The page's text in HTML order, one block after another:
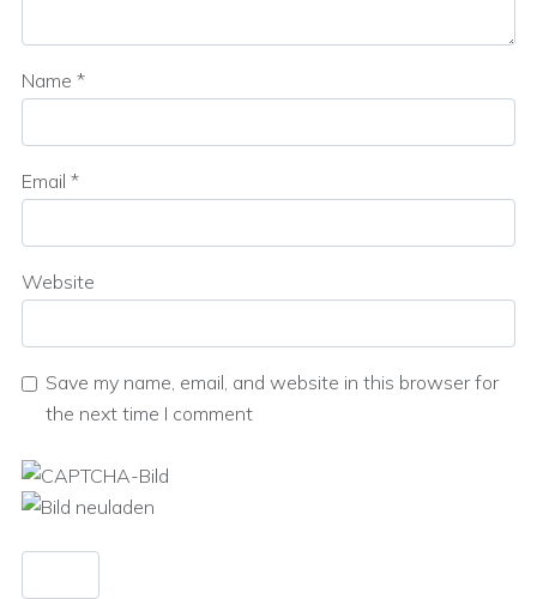
Name *
Email *
Website
Save my name, email, and website in this browser for
the next time I comment